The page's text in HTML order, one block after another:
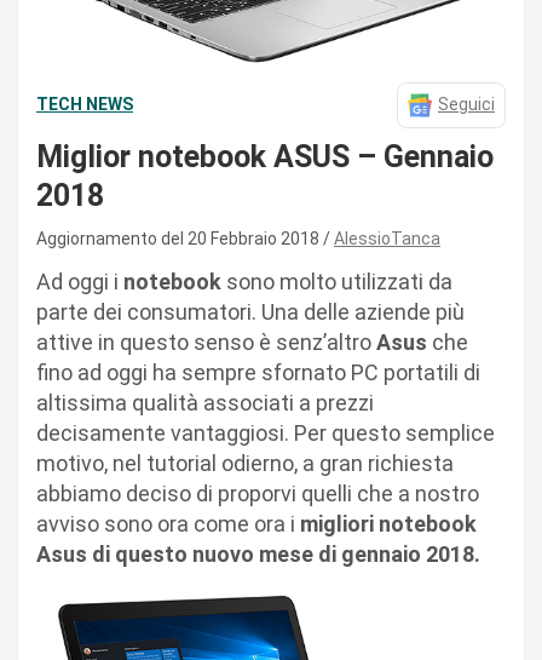
TECH NEWS Seguici
Miglior notebook ASUS – Gennaio
2018
Aggiornamento del 20 Febbraio 2018 AlessioTanca
Ad oggi i notebook sono molto utilizzati da
parte dei consumatori. Una delle aziende più
attive in questo senso è senz’altroAsus che
fino ad oggi ha sempre sfornato PC portatili di
altissima qualità associati a prezzi
decisamente vantaggiosi. Per questo semplice
motivo, nel tutorial odierno, a gran richiesta
abbiamo deciso di proporvi quelli che a nostro
avviso sono ora come ora i migliori notebook
Asus di questo nuovo mese di gennaio 2018.